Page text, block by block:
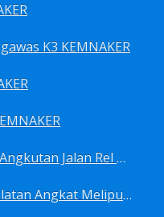
K3 KEMNAKER
Sertifikasi Operator Alat Angkutan Jalan Rel Meliputi Operator Lokomotif Dan Lori KEMNAKER
Sertifikasi Operator Peralatan Angkat Meliputi Operator Dongkrak Mekanik (Lier) KEMNAKER